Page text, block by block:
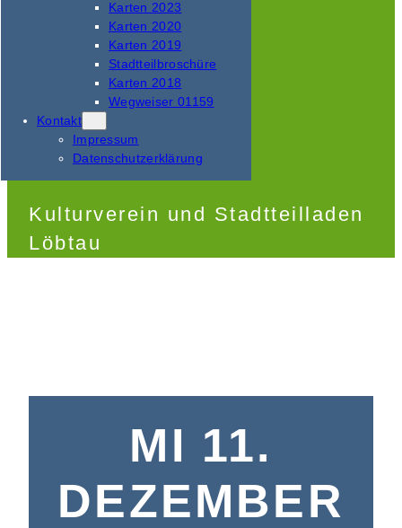
Karten 2023
Karten 2020
Karten 2019
Stadtteilbroschüre
Karten 2018
Wegweiser 01159
Kontakt
Impressum
Datenschutzerklärung
Kulturverein und Stadtteilladen
Löbtau
MI 11.
DEZEMBER